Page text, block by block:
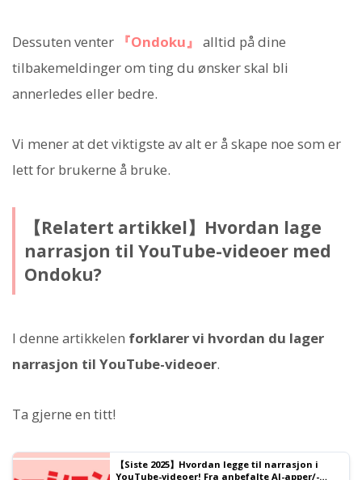
Dessuten venter 『Ondoku』 alltid på dine
tilbakemeldinger om ting du ønsker skal bli
annerledes eller bedre.
Vi mener at det viktigste av alt er å skape noe som er
lett for brukerne å bruke.
【Relatert artikkel】Hvordan lage
narrasjon til YouTube-videoer med
Ondoku?
I denne artikkelen forklarer vi hvordan du lager
narrasjon til YouTube-videoer.
Ta gjerne en titt!
【Siste 2025】Hvordan legge til narrasjon i
YouTube-videoer! Fra anbefalte AI-apper/-